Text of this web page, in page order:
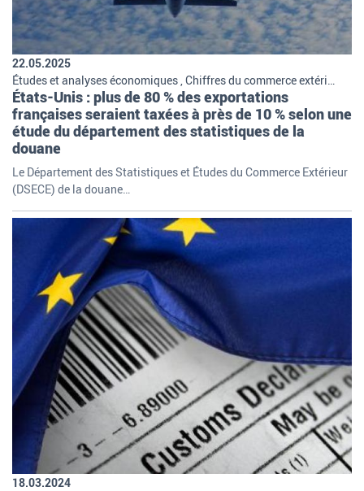
22.05.2025
États-Unis : plus de 80 % des exportations
françaises seraient taxées à près de 10 % selon une
étude du département des statistiques de la
douane
Le Département des Statistiques et Études du Commerce Extérieur
(DSECE) de la douane…
18.03.2024